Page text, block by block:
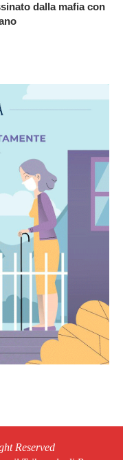
dalla mafia con
Reserved